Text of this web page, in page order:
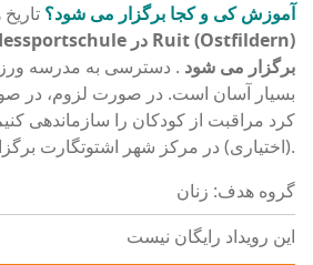
آموزش کی و کجا برگزار می شود؟ تاریخ
برگزار می شود . دسترسی به مدرسه
بسیار آسان است. در صورت لزوم، در
کرد مراقبت از کودکان را سازماندهی
(اختیاری) در مرکز شهر اشتوتگارت برگزار می شود.
گروه هدف: زنان
این رویداد رایگان نیست